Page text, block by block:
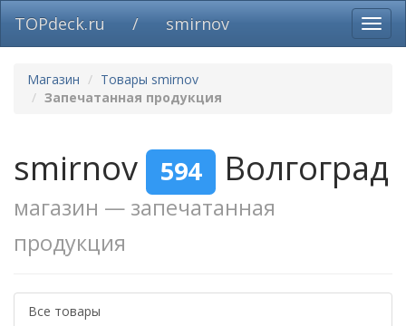
TOPdeck.ru / smirnov
Магазин
Товары smirnov
Запечатанная продукция
smirnov 594 Волгоград
магазин — запечатанная
продукция
Все товары